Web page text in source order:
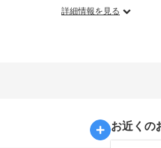
詳細情報を見る
お近くの